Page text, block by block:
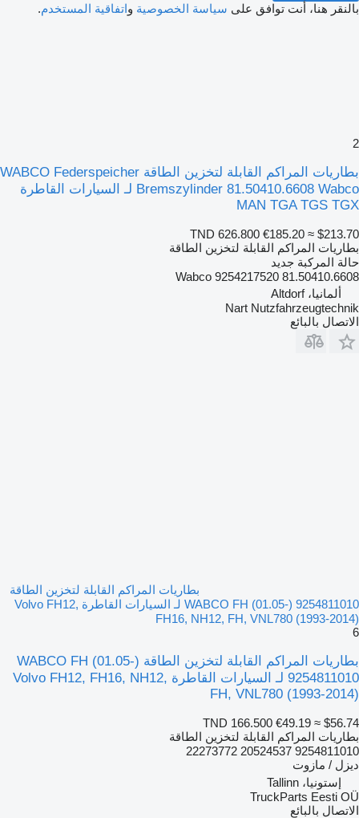
بالنقر هنا، أنت توافق على سياسة الخصوصية واتفاقية المستخدم.
2
بطاريات المراكم القابلة لتخزين الطاقة WABCO Federspeicher
Bremszylinder 81.50410.6608 Wabco لـ السيارات القاطرة
MAN TGA TGS TGX
TND 626.800 €185.20 ≈ $213.70
بطاريات المراكم القابلة لتخزين الطاقة
حالة المركبة جديد
81.50410.6608 Wabco 9254217520
ألمانيا، Altdorf
Nart Nutzfahrzeugtechnik
الاتصال بالبائع
بطاريات المراكم القابلة لتخزين الطاقة
WABCO FH (01.05-) 9254811010 لـ السيارات القاطرة Volvo FH12,
FH16, NH12, FH, VNL780 (1993-2014)
6
بطاريات المراكم القابلة لتخزين الطاقة WABCO FH (01.05-)
9254811010 لـ السيارات القاطرة Volvo FH12, FH16, NH12,
FH, VNL780 (1993-2014)
TND 166.500 €49.19 ≈ $56.74
بطاريات المراكم القابلة لتخزين الطاقة
9254811010 20524537 22273772
ديزل / مازوت
إستونيا، Tallinn
TruckParts Eesti OÜ
الاتصال بالبائع